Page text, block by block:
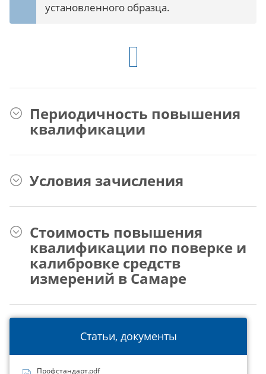
Статьи, документы
Профстандарт.pdf
установленного образца.
Периодичность повышения
квалификации
Условия зачисления
Стоимость повышения
квалификации по поверке и
калибровке средств
измерений в Самаре